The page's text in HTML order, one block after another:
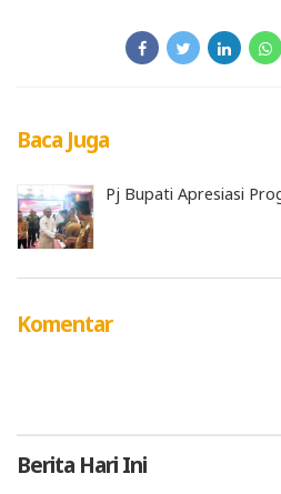
Baca Juga
Pj Bupati Apresiasi
Komentar
Berita Hari Ini